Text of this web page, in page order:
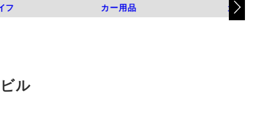
フ カー用品 カスタム
ル